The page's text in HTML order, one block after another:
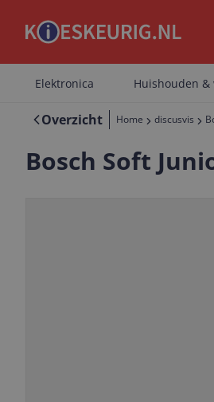
Elektronica Huishouden &
Overzicht Home discusvis
Bosch Soft